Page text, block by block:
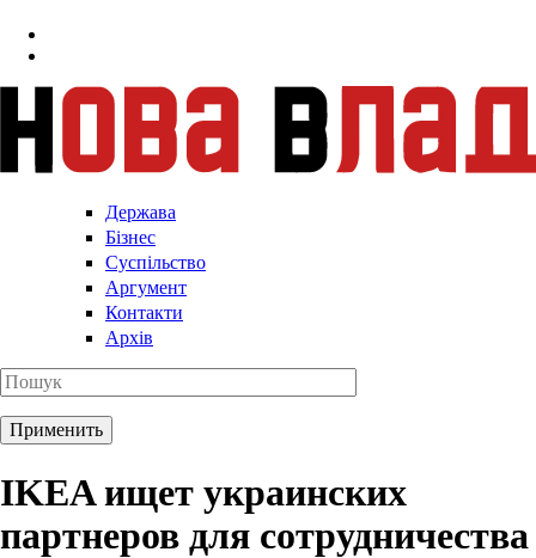
Держава
Бізнес
Суспільство
Аргумент
Контакти
Архів
IKEA ищет украинских
партнеров для сотрудничества